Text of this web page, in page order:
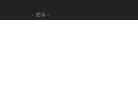
- 廣告 -